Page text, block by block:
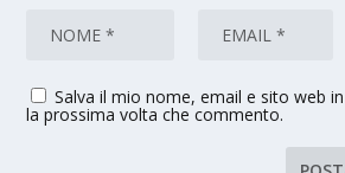
Salva il mio nome, email e sito web
la prossima volta che commento.